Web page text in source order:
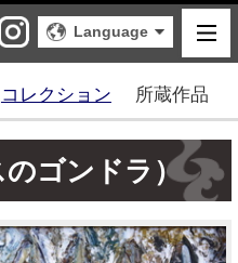
しもだて美術館
X Instagram
Language
コレクション 所蔵作品
ゴンドラ）